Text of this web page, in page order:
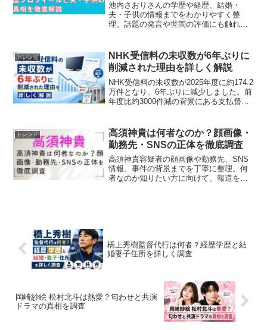
池内さおりさんの学歴や経歴、結婚・
夫・子供の情報までをわかりやすく整
理。話題の発言や世間の評価にも触れ、
トレンド
NHK受信料の未収数が6年ぶりに
削減された理由を詳しく解説
NHK受信料の未収数が2025年度に約174.2
万件となり、6年ぶりに減少しました。前
年度比約3000件減の背景にある支払督促
トレンド
高須神貴は何者なのか？顔画像・
勤務先・SNSの正体を徹底調査
高須神貴容疑者の顔画像や勤務先、SNS
情報、事件の背景までを丁寧に整理。何
者なのか知りたい方に向けて、報道をも
橋上秀樹監督代行は何者？経歴学歴と結
婚妻子住所を詳しく調査
岡崎紗絵 松村北斗は熱愛？匂わせと共演
ドラマの真相を調査